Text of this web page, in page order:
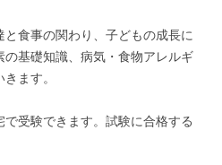
と食事の関わり、子どもの成長に
の基礎知識、病気・食物アレルギ
ます。
受験できます。試験に合格する